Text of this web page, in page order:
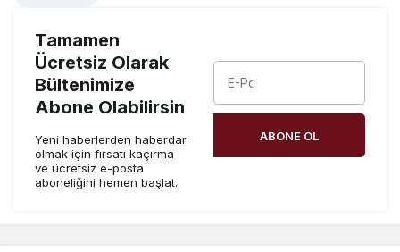
Tamamen
Ücretsiz Olarak
Bültenimize
Abone Olabilirsin
Yeni haberlerden haberdar
olmak için fırsatı kaçırma
ve ücretsiz e-posta
aboneliğini hemen başlat.
ABONE OL